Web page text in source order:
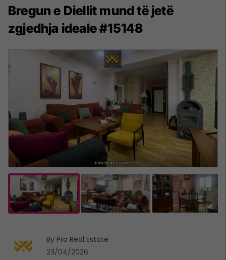
Bregun e Diellit mund të jetë
zgjedhja ideale #15148
By Pro Real Estate
23/04/2026